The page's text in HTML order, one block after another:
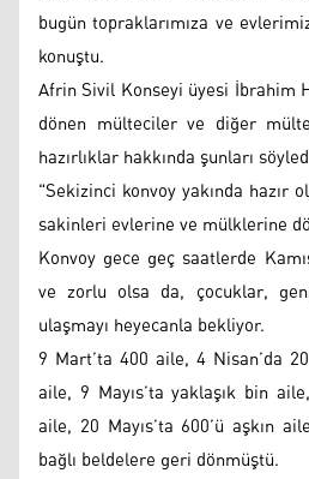
bugün topraklarımıza ve
konuştu.
Afrin Sivil Konseyi üyesi İbrahim
dönen mülteciler ve diğer
hazırlıklar hakkında şunları
"Sekizinci konvoy yakında hazır
sakinleri evlerine ve mülklerine
Konvoy gece geç saatlerde
ve zorlu olsa da, çocuklar,
ulaşmayı heyecanla bekliyor.
9 Mart’ta 400 aile, 4 Nisan’da
aile, 9 Mayıs’ta yaklaşık bin
aile, 20 Mayıs’ta 600’ü aşkın
bağlı beldelere geri dönmüştü.